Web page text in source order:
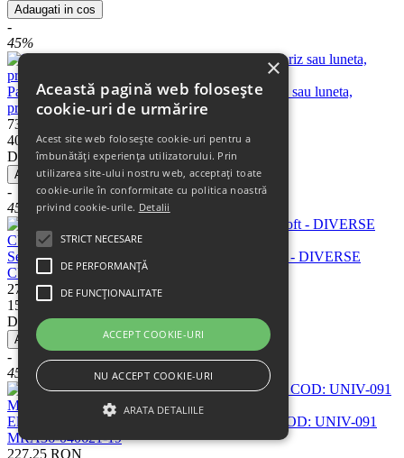
Adaugati in cos
-
45%
Parasolar auto universal retractabil, pentru parbriz sau luneta,
protectie UV, 150x65 cm, gri
73.74
40.56 RON
Discount:33.18 RON
Adaugati in cos
-
45%
Set huse scaune fata+spate ART210FS super soft - DIVERSE
CULORI
277.49 RON
152.62 RON
Discount:124.87 RON
Adaugati in cos
-
45%
Eleron portbagaj / haion universal negru lucios COD: UNIV-091
MRA36-040621-19
227.25 RON
Această pagină web folosește
cookie-uri de urmărire
Acest site web folosește cookie-uri pentru a
îmbunătăți experiența utilizatorului. Prin
utilizarea site-ului nostru web, acceptați toate
cookie-urile în conformitate cu politica noastră
privind cookie-urile. Detalii
STRICT NECESARE
DE PERFORMANȚĂ
DE FUNCȚIONALITATE
ACCEPT COOKIE-URI
NU ACCEPT COOKIE-URI
ARATA DETALIILE
×